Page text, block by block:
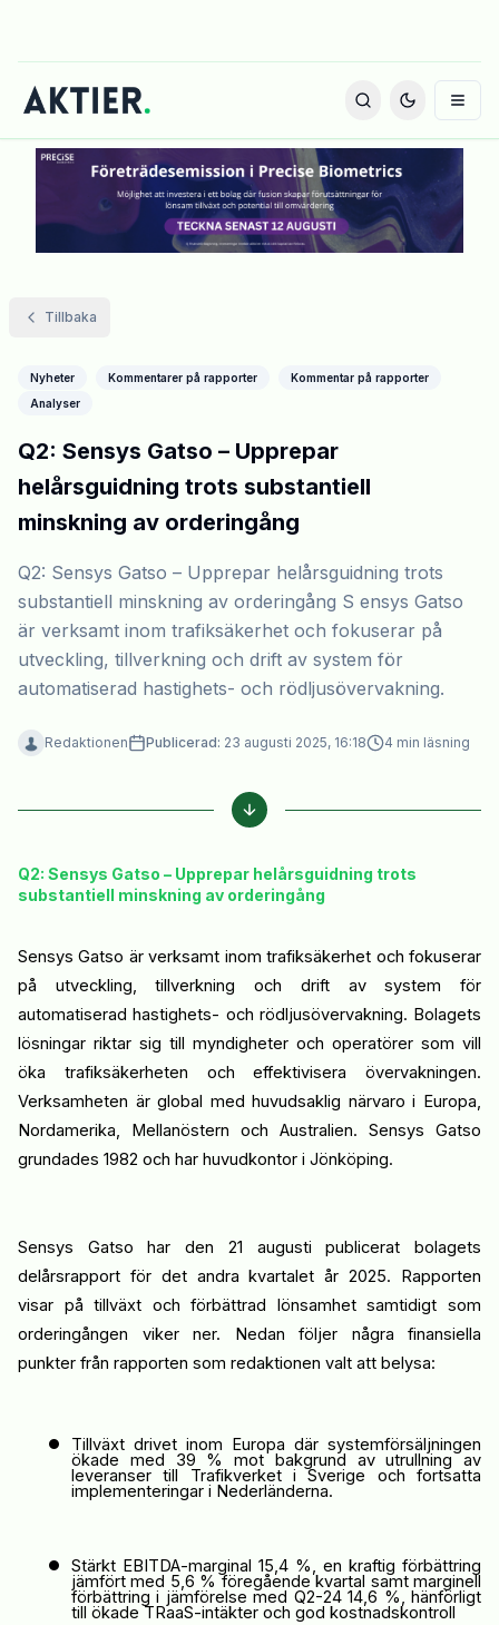
Tillbaka
Nyheter Kommentarer på rapporter
Kommentar på rapporter
Analyser
Q2: Sensys Gatso – Upprepar
helårsguidning trots substantiell
minskning av orderingång
Q2: Sensys Gatso – Upprepar helårsguidning trots
substantiell minskning av orderingång S ensys Gatso
är verksamt inom trafiksäkerhet och fokuserar på
utveckling, tillverkning och drift av system för
automatiserad hastighets- och rödljusövervakning.
Redaktionen Publicerad: 23 augusti 2025, 16:18 4 min läsning
Q2: Sensys Gatso – Upprepar helårsguidning trots
substantiell minskning av orderingång
Sensys Gatso är verksamt inom trafiksäkerhet och fokuserar
på utveckling, tillverkning och drift av system för
automatiserad hastighets- och rödljusövervakning. Bolagets
lösningar riktar sig till myndigheter och operatörer som vill
öka trafiksäkerheten och effektivisera övervakningen.
Verksamheten är global med huvudsaklig närvaro i Europa,
Nordamerika, Mellanöstern och Australien. Sensys
Gatso
grundades 1982 och har huvudkontor i Jönköping.
Sensys Gatso harden 21 augustipublicerat bolagets
delårsrapport för det andra kvartalet år 2025. Rapporten
visar påtillväxt och förbättrad lönsamhet samtidigt som
orderingången viker ner. Nedan följer några finansiella
punkter från rapporten som redaktionen valt att belysa:
• Tillväxt drivet inom Europa där systemförsäljningen
ökade med 39 % mot bakgrund av utrullning av
leveranser till Trafikverket i Sverige och fortsatta
implementeringar i Nederländerna.
• Stärkt EBITDA-marginal 15,4 %, en kraftig förbättring
jämfört med 5,6 % föregående kvartal samtmarginell
förbättring i jämförelse med Q2-2414,6 %, hänförligt
till ökadeTRaaS-intäkter och god kostnadskontroll